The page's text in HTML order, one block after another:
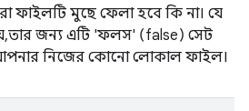
ফাইলটি মুছে ফেলা হবে কি না। যে
তার জন্য এটি 'ফলস' (false) সেট
নিজের কোনো লোকাল ফাইল।